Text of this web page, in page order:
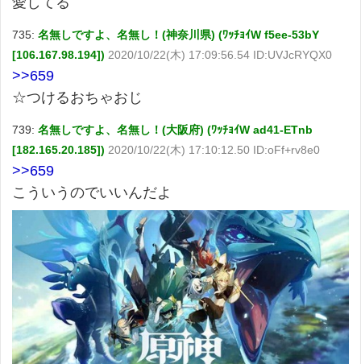
735: 名無しですよ、名無し！(神奈川県) (ﾜｯﾁｮｲW f5ee-53bY
[106.167.98.194]) 2020/10/22(木) 17:09:56.54 ID:UVJcRYQX0
>>659
☆つけるおちゃおじ
739: 名無しですよ、名無し！(大阪府) (ﾜｯﾁｮｲW ad41-ETnb
[182.165.20.185]) 2020/10/22(木) 17:10:12.50 ID:oFf+rv8e0
>>659
こういうのでいいんだよ